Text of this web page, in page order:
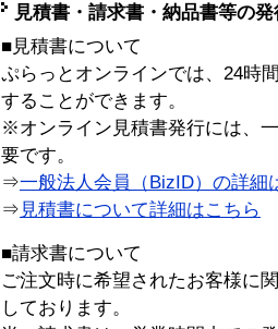
見積書・請求書・納品書等の
■見積書について
ぷらっとオンラインでは、24時
することができます。
※オンライン見積書発行には、
要です。
⇒一般法人会員（BizID）の詳細
⇒ 見積書について詳細はこちら
■請求書について
ご注文時に希望されたお客様に
しております。